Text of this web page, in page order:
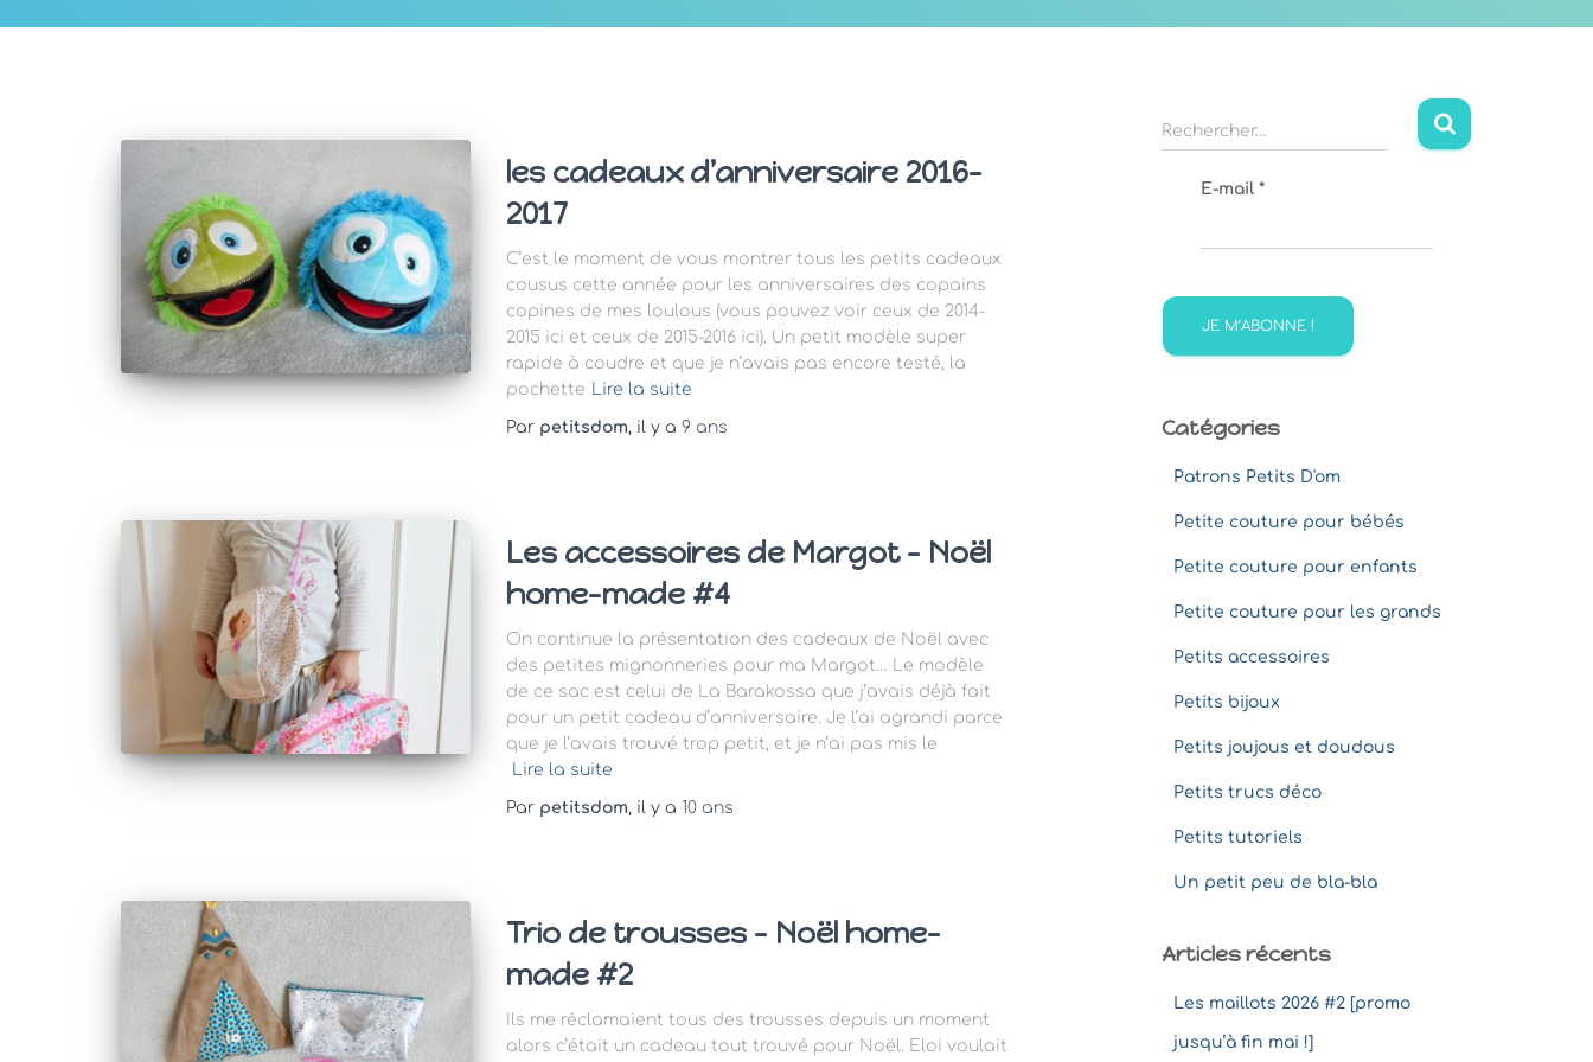
les cadeaux d’anniversaire 2016-
2017
C’est le moment de vous montrer tous les petits cadeaux
cousus cette année pour les anniversaires des copains
copines de mes loulous (vous pouvez voir ceux de 2014-
2015 ici et ceux de 2015-2016 ici). Un petit modèle super
rapide à coudre et que je n’avais pas encore testé, la
pochette Lire la suite
Par petitsdom, il y a 9 ans
Les accessoires de Margot – Noël
home-made #4
On continue la présentation des cadeaux de Noël avec
des petites mignonneries pour ma Margot… Le modèle
de ce sac est celui de La Barakossa que j’avais déjà fait
pour un petit cadeau d’anniversaire. Je l’ai agrandi parce
que je l’avais trouvé trop petit, et je n’ai pas mis le
Lire la suite
Par petitsdom, il y a 10 ans
Trio de trousses – Noël home-
made #2
Ils me réclamaient tous des trousses depuis un moment
alors c’était un cadeau tout trouvé pour Noël. Eloi voulait
R
e
h
r
Rechercher…
E-mail *
Catégories
Patrons Petits D'om
Petite couture pour bébés
Petite couture pour enfants
Petite couture pour les grands
Petits accessoires
Petits bijoux
Petits joujous et doudous
Petits trucs déco
Petits tutoriels
Un petit peu de bla-bla
Articles récents
Les maillots 2026 #2 [promo
jusqu’à fin mai !]